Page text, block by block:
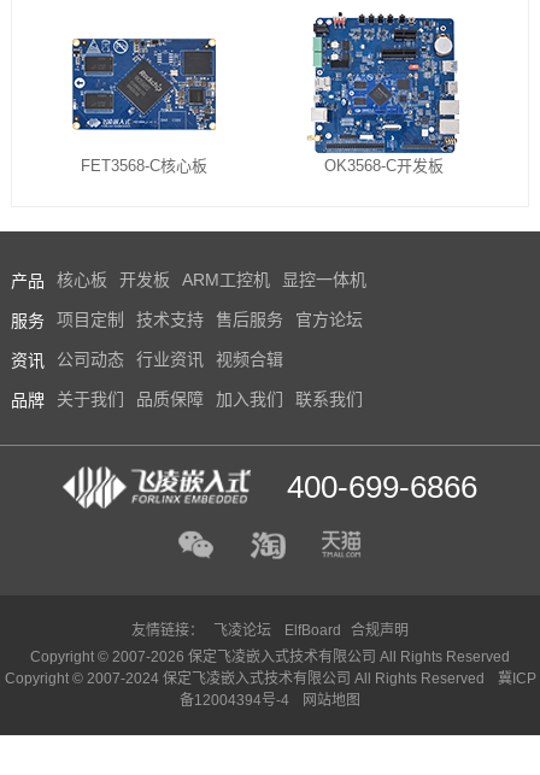
FET3568-C核心板 OK3568-C开发板
产品 核心板 开发板 ARM工控机 显控一体机
服务 项目定制 技术支持 售后服务 官方论坛
资讯 公司动态 行业资讯 视频合辑
品牌 关于我们 品质保障 加入我们 联系我们
400-699-6866
友情链接： 飞凌论坛 ElfBoard
合规声明
Copyright © 2007-2026 保定飞凌嵌入式技术有限公司 All Rights Reserved
Copyright © 2007-2024 保定飞凌嵌入式技术有限公司 All Rights Reserved
冀ICP
备12004394号-4
网站地图